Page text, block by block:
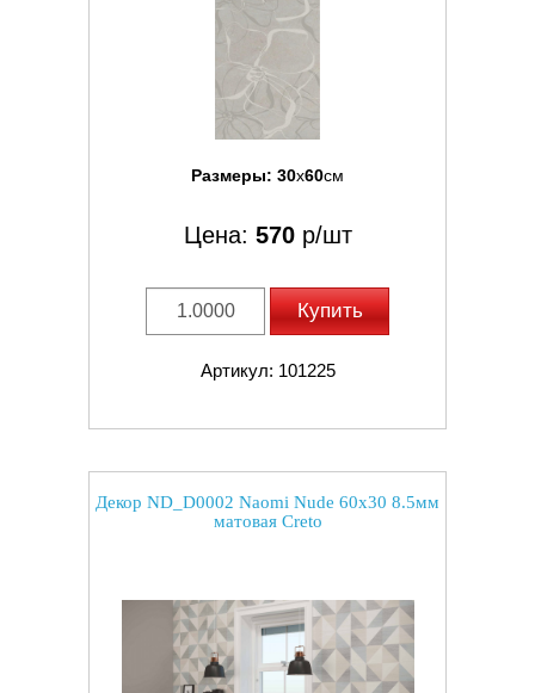
Размеры: 30x60см
Цена: 570р/шт
Купить
Артикул: 101225
Декор ND_D0002 Naomi Nude 60x30 8.5мм
матовая Creto